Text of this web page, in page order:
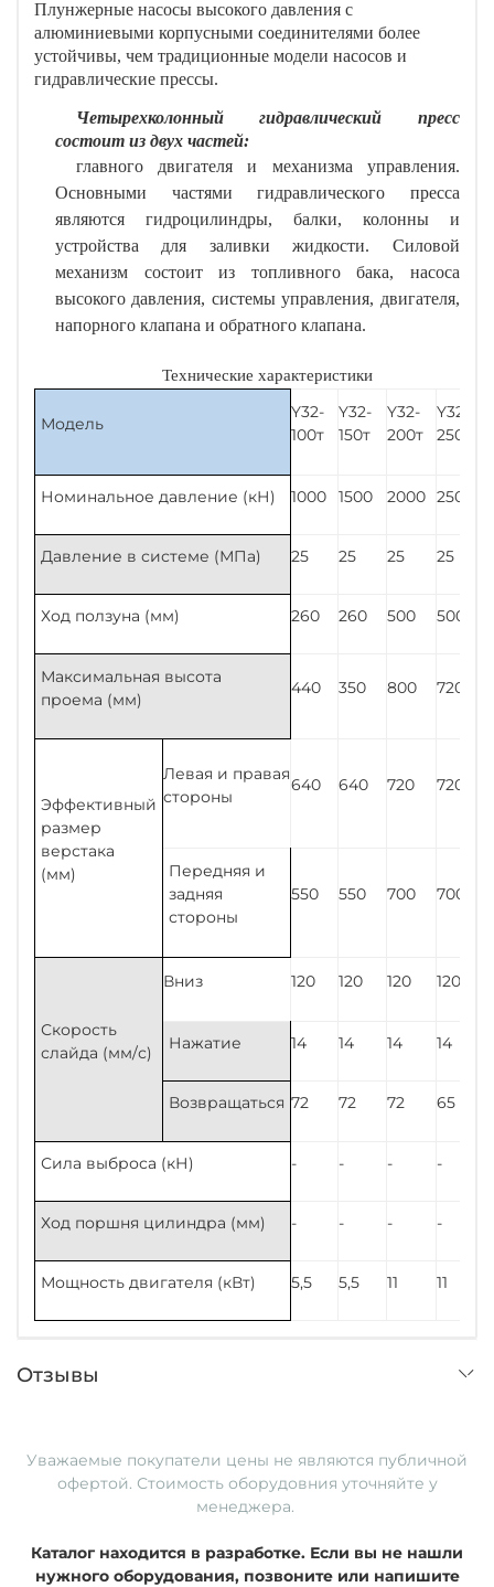
Плунжерные насосы высокого давления с
алюминиевыми корпусными соединителями более
устойчивы, чем традиционные модели насосов и
гидравлические прессы.
Четырехколонный гидравлический пресс
состоит из двух частей:
главного двигателя и механизма управления.
Основными частями гидравлического пресса
являются гидроцилиндры, балки, колонны и
устройства для заливки жидкости. Силовой
механизм состоит из топливного бака, насоса
высокого давления, системы управления, двигателя,
напорного клапана и обратного клапана.
Технические характеристики
Модель
Y32-
100т
Y32-
150т
Y32-
200т
Y32-
250т
Номинальное давление (кН) 1000 1500 2000 2500
Давление в системе (МПа) 25 25 25 25
Ход ползуна (мм) 260 260 500 500
Максимальная высота
проема (мм)
440 350 800 720
Эффективный
размер
верстака
(мм)
Левая и правая
стороны
640 640 720 720
Передняя и
задняя
стороны
550 550 700 700
Скорость
слайда (мм/с)
Вниз 120 120 120 120
Нажатие 14 14 14 14
Возвращаться 72 72 72 65
Сила выброса (кН) - - - -
Ход поршня цилиндра (мм) - - - -
Мощность двигателя (кВт) 5,5 5,5 11 11
Отзывы
Уважаемые покупатели цены не являются публичной
офертой. Стоимость оборудовния уточняйте у
менеджера.
Каталог находится в разработке. Если вы не нашли
нужного оборудования, позвоните или напишите